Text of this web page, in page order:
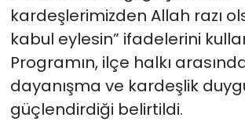
kardeşlerimizden Allah razı
kabul eylesin” ifadelerini
Programın, ilçe halkı
dayanışma ve kardeşlik
güçlendirdiği belirtildi.